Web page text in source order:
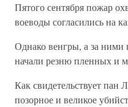
Пятого сентября пожар
воеводы согласились на
Однако венгры, а за ними
начали резню пленных и
Как свидетельствует
позорное и великое